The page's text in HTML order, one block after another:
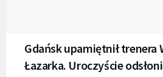
Gdańsk upamiętnił trenera
Łazarka. Uroczyście